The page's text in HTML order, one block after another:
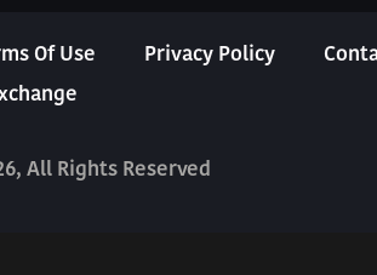
Of Use Privacy Policy
All Rights Reserved